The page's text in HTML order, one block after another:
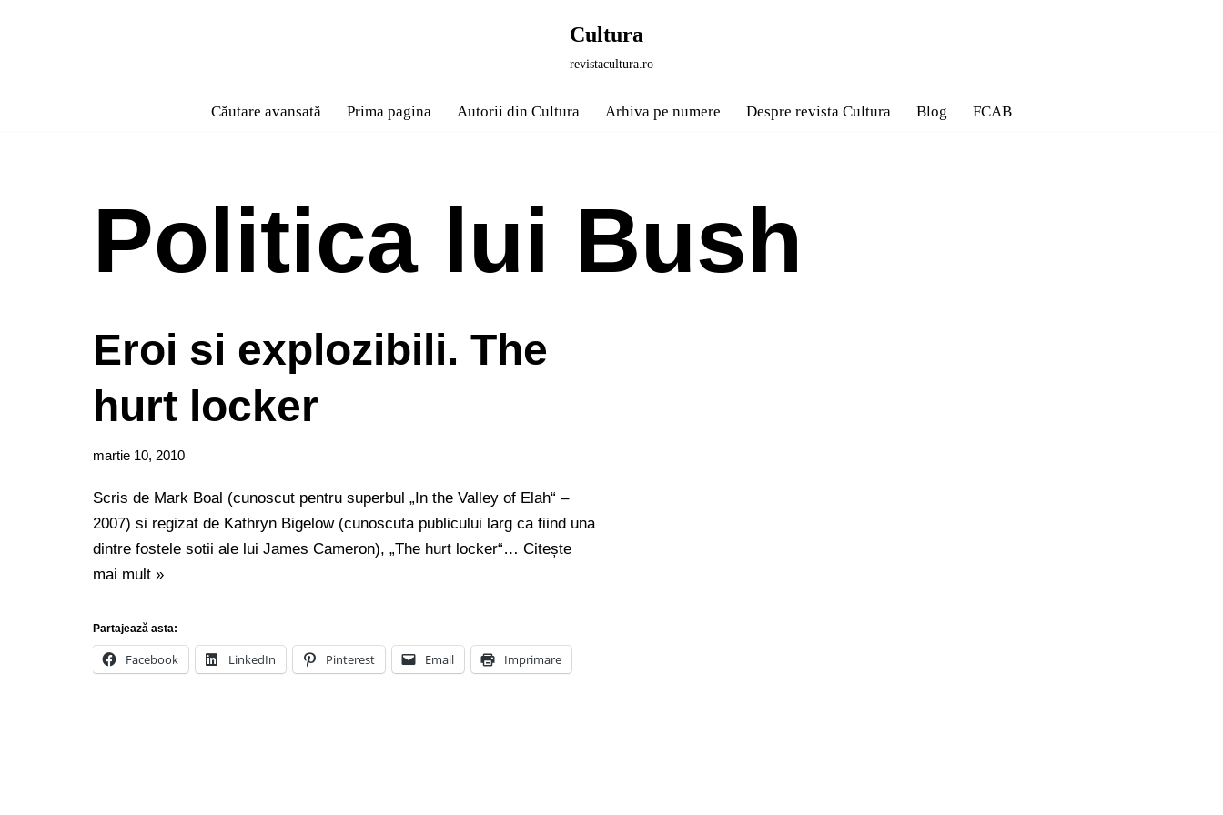
Cultura
revistacultura.ro
Căutare avansată Prima pagina Autorii din Cultura Arhiva pe numere Despre revista Cultura Blog FCAB
Politica lui Bush
Eroi si explozibili. The
hurt locker
martie 10, 2010
Scris de Mark Boal (cunoscut pentru superbul „In the Valley of Elah“ –
2007) si regizat de Kathryn Bigelow (cunoscuta publicului larg ca fiind una
dintre fostele sotii ale lui James Cameron), „The hurt locker“… Citește
mai mult »
Partajează asta:
Facebook LinkedIn Pinterest Email Imprimare